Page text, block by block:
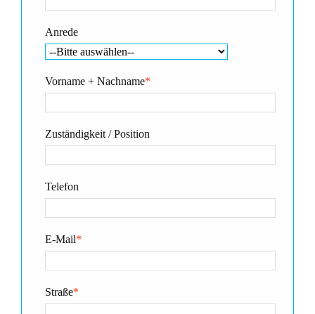
Anrede
*
Vorname + Nachname
Zuständigkeit / Position
Telefon
*
E-Mail
*
Straße